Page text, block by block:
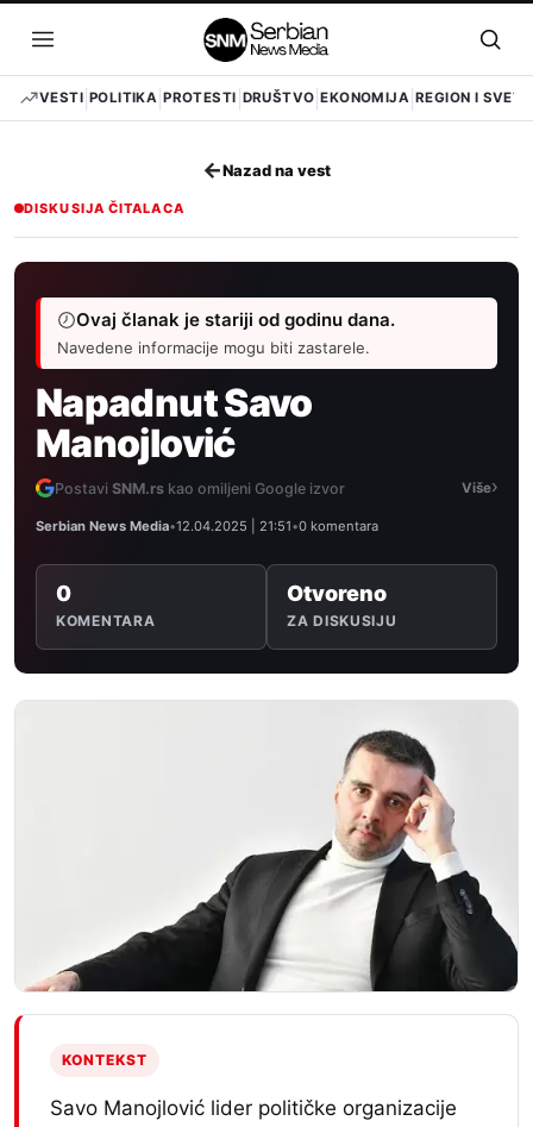
sadržaj
Otvori
meni
VESTI POLITIKA PROTESTI DRUŠTVO EKONOMIJA REGION I SVET
←Nazad na vest
DISKUSIJA ČITALACA
Ovaj članak je stariji od godinu dana.
Navedene informacije mogu biti zastarele.
Napadnut Savo
Manojlović
Postavi SNM.rs kao omiljeni Google izvor Više›
Serbian News Media•12.04.2025 | 21:51•0 komentara
0
KOMENTARA
Otvoreno
ZA DISKUSIJU
KONTEKST
Savo Manojlović lider političke organizacije